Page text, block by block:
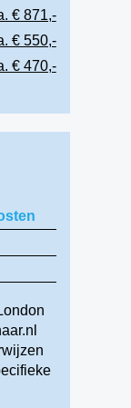
€ 871,-
€ 550,-
€ 470,-